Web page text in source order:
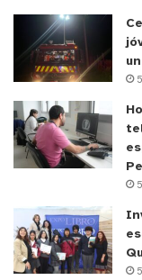
beneficios
estos casos,
Canasta
causantes
debidamente
¿Quiénes tienen
– Los y las
maternal del
Familiares.